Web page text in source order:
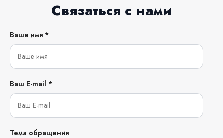
Связаться с нами
Ваше имя *
Ваш E-mail *
Тема обращения